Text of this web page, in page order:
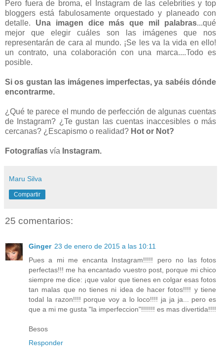
Pero fuera de broma, el Instagram de las celebrities y top
bloggers está fabulosamente orquestado y planeado con
detalle. Una imagen dice más que mil palabras...qué
mejor que elegir cuáles son las imágenes que nos
representarán de cara al mundo. ¡Se les va la vida en ello!
un contrato, una colaboración con una marca....Todo es
posible.
Si os gustan las imágenes imperfectas, ya sabéis dónde
encontrarme.
¿Qué te parece el mundo de perfección de algunas cuentas
de Instagram? ¿Te gustan las cuentas inaccesibles o más
cercanas? ¿Escapismo o realidad? Hot or Not?
Fotografías vía Instagram.
Maru Silva
Compartir
25 comentarios:
Ginger 23 de enero de 2015 a las 10:11
Pues a mi me encanta Instagram!!!!! pero no las fotos
perfectas!!! me ha encantado vuestro post, porque mi chico
siempre me dice: ¡que valor que tienes en colgar esas fotos
tan malas que no tienes ni idea de hacer fotos!!!! y tiene
todal la razon!!!! porque voy a lo loco!!!! ja ja ja... pero es
que a mi me gusta "la imperfeccion"!!!!!!! es mas divertida!!!!
Besos
Responder